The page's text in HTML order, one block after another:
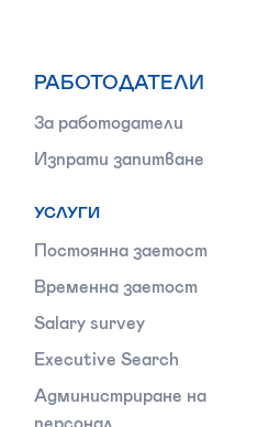
РАБОТОДАТЕЛИ
За работодатели
Изпрати запитване
УСЛУГИ
Постоянна заетост
Временна заетост
Salary survey
Executive Search
Администриране на
персонал